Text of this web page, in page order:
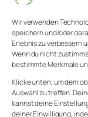
Wir verwenden
speichern und/oder
Erlebnis zu verbessern
Wenn du nicht
bestimmte Merkmale
Klicke unten, um dem
Auswahl zu treffen.
kannst deine
deiner Einwilligung,
Bisher gibt es
für jeden
Lösungen sehr
Kreation
Sport
Talent